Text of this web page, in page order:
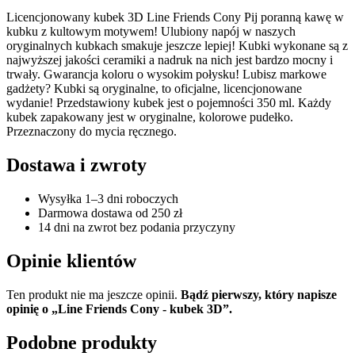
Licencjonowany kubek 3D Line Friends Cony Pij poranną kawę w
kubku z kultowym motywem! Ulubiony napój w naszych
oryginalnych kubkach smakuje jeszcze lepiej! Kubki wykonane są z
najwyższej jakości ceramiki a nadruk na nich jest bardzo mocny i
trwały. Gwarancja koloru o wysokim połysku! Lubisz markowe
gadżety? Kubki są oryginalne, to oficjalne, licencjonowane
wydanie! Przedstawiony kubek jest o pojemności 350 ml. Każdy
kubek zapakowany jest w oryginalne, kolorowe pudełko.
Przeznaczony do mycia ręcznego.
Dostawa i zwroty
Wysyłka 1–3 dni roboczych
Darmowa dostawa od 250 zł
14 dni na zwrot bez podania przyczyny
Opinie klientów
Ten produkt nie ma jeszcze opinii. Bądź pierwszy, który napisze
opinię o „Line Friends Cony - kubek 3D”.
Podobne produkty